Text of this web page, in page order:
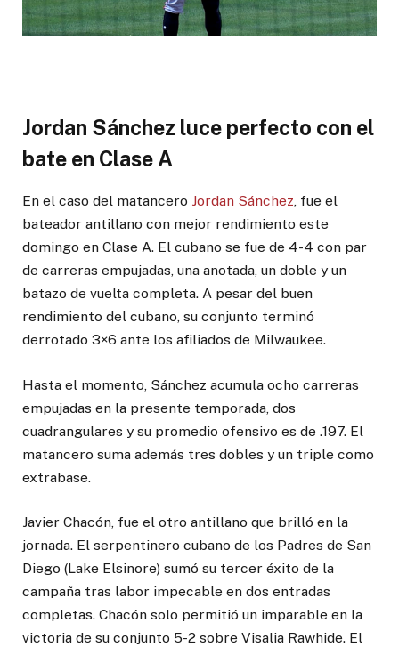
Jordan Sánchez luce perfecto con el
bate en Clase A
En el caso del matancero Jordan Sánchez, fue el
bateador antillano con mejor rendimiento este
domingo en Clase A. El cubano se fue de 4-4 con par
de carreras empujadas, una anotada, un doble y un
batazo de vuelta completa. A pesar del buen
rendimiento del cubano, su conjunto terminó
derrotado 3×6 ante los afiliados de Milwaukee.
Hasta el momento, Sánchez acumula ocho carreras
empujadas en la presente temporada, dos
cuadrangulares y su promedio ofensivo es de .197. El
matancero suma además tres dobles y un triple como
extrabase.
Javier Chacón, fue el otro antillano que brilló en la
jornada. El serpentinero cubano de los Padres de San
Diego (Lake Elsinore) sumó su tercer éxito de la
campaña tras labor impecable en dos entradas
completas. Chacón solo permitió un imparable en la
victoria de su conjunto 5-2 sobre Visalia Rawhide. El